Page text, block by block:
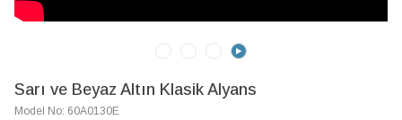
Sarı ve Beyaz Altın Klasik Alyans
Model No: 60A0130E